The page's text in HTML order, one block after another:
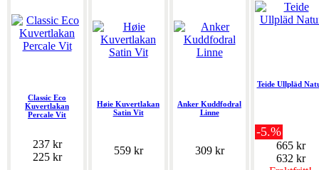
Classic Eco
Kuvertlakan
Percale Vit
237 kr
225 kr
Høie Kuvertlakan
Satin Vit
559 kr
Anker Kuddfodral
Linne
309 kr
Teide Ullpläd
-5.%
665 kr
632 kr